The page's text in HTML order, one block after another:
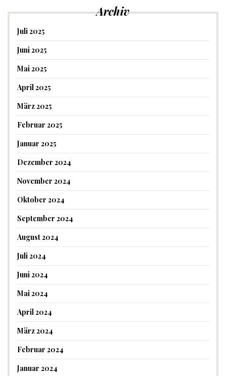
Archiv
Juli 2025
Juni 2025
Mai 2025
April 2025
März 2025
Februar 2025
Januar 2025
Dezember 2024
November 2024
Oktober 2024
September 2024
August 2024
Juli 2024
Juni 2024
Mai 2024
April 2024
März 2024
Februar 2024
Januar 2024